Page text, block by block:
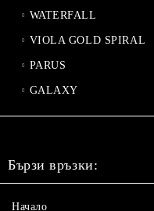
WATERFALL
VIOLA GOLD SPIRAL
PARUS
GALAXY
Бързи връзки:
Начало